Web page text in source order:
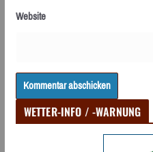
Website
WETTER-INFO / -WARNUNG